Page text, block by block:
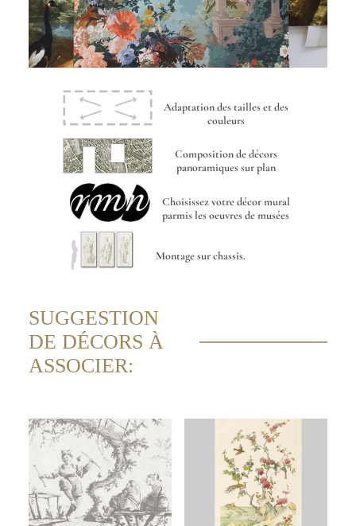
Adaptation des tailles et des
couleurs
Composition de décors
panoramiques sur plan
Choisissez votre décor mural
parmis les oeuvres de musées
Montage sur chassis.
SUGGESTION
DE DÉCORS À
ASSOCIER: